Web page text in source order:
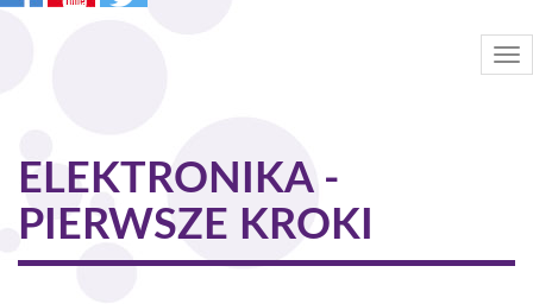
ELEKTRONIKA -
PIERWSZE KROKI